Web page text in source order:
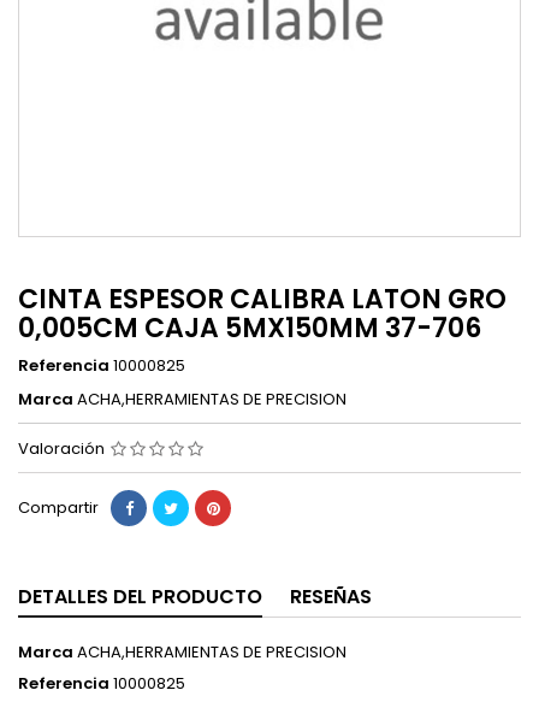
CINTA ESPESOR CALIBRA LATON GRO
0,005CM CAJA 5MX150MM 37-706
Referencia 10000825
Marca ACHA,HERRAMIENTAS DE PRECISION
Valoración
Compartir
DETALLES DEL PRODUCTO RESEÑAS
Marca ACHA,HERRAMIENTAS DE PRECISION
Referencia 10000825